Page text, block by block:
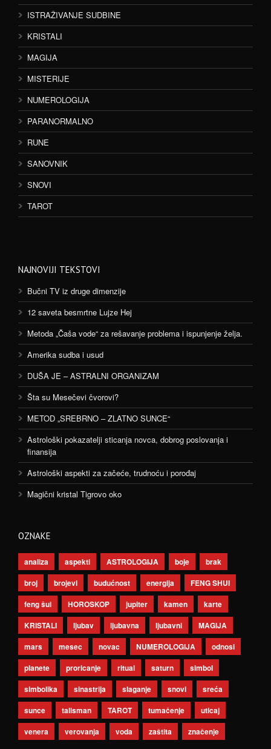
ISTRAŽIVANJE SUDBINE
KRISTALI
MAGIJA
MISTERIJE
NUMEROLOGIJA
PARANORMALNO
RUNE
SANOVNIK
SNOVI
TAROT
NAJNOVIJI TEKSTOVI
Bučni TV iz druge dimenzije
12 saveta besmrtne Lujze Hej
Metoda „Čaša vode“ za rešavanje problema i ispunjenje želja.
Amerika sudba i usud
DUŠA JE – ASTRALNI ORGANIZAM
Šta su Mesečevi čvorovi?
METOD „SREBRNO – ZLATNO SUNCE“
Astrološki pokazatelji sticanja novca, dobrog poslovanja i
finansija
Astrološki aspekti za začeće, trudnoću i porođaj
Magični kristal Tigrovo oko
OZNAKE
analiza aspekti ASTROLOGIJA boje
brak
broj
brojevi budućnost energija
FENG SHUI
feng šui
HOROSKOP jupiter kamen
karte
KRISTALI
ljubav ljubavna ljubavni
MAGIJA
mars
mesec novac NUMEROLOGIJA
odnosi
planete
proricanje ritual saturn
simbol
simbolika
sinastrija slaganje snovi
sreća
sunce
talisman TAROT tumačenje
uticaj
venera
verovanja voda zaštita značenje